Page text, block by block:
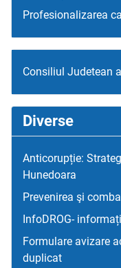
Profesionalizarea
Consiliul Judetean
Diverse
Anticorupție:
Hunedoara
Prevenirea şi
InfoDROG-
Formulare avizare
duplicat